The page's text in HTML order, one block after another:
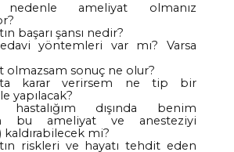
ameliyat olmanız
başarı şansı nedir?
yöntemleri var mı? Varsa
olmazsam sonuç ne olur?
karar verirsem ne tip bir
yapılacak?
hastalığım dışında benim
bu ameliyat ve anesteziyi
kaldırabilecek mi?
riskleri ve hayatı tehdit eden